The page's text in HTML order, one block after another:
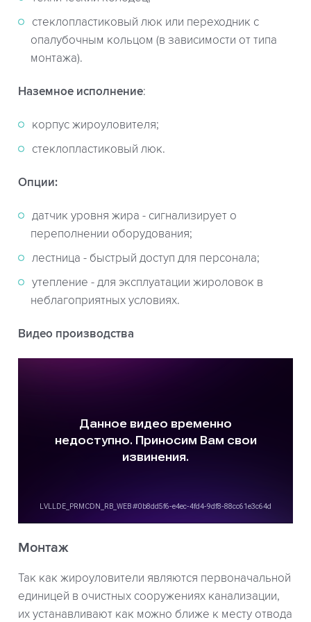
стеклопластиковый люк или переходник с
опалубочным кольцом (в зависимости от типа
монтажа).
Наземное исполнение:
корпус жироуловителя;
стеклопластиковый люк.
Опции:
датчик уровня жира - сигнализирует о
переполнении оборудования;
лестница - быстрый доступ для персонала;
утепление - для эксплуатации жироловок в
неблагоприятных условиях.
Видео производства
Монтаж
Так как жироуловители являются первоначальной
единицей в очистных сооружениях канализации,
их устанавливают как можно ближе к месту отвода